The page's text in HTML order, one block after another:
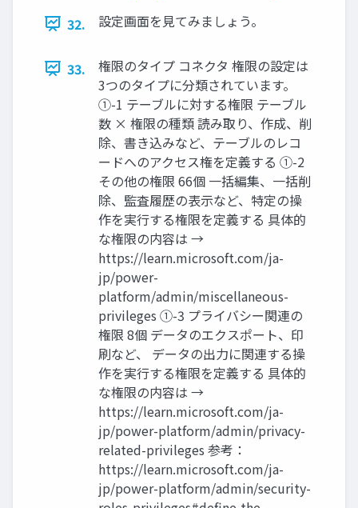
32.
設定画面を見てみましょう。
33.
権限のタイプ コネクタ 権限の設定は
3つのタイプに分類されています。
①-1 テーブルに対する権限 テーブル
数 × 権限の種類 読み取り、作成、削
除、書き込みなど、テーブルのレコ
ードへのアクセス権を定義する ①-2
その他の権限 66個 一括編集、一括削
除、監査履歴の表示など、特定の操
作を実行する権限を定義する 具体的
な権限の内容は →
https://learn.microsoft.com/ja-
jp/power-
platform/admin/miscellaneous-
privileges ①-3 プライバシー関連の
権限 8個 データのエクスポート、印
刷など、 データの出力に関連する操
作を実行する権限を定義する 具体的
な権限の内容は →
https://learn.microsoft.com/ja-
jp/power-platform/admin/privacy-
related-privileges 参考：
https://learn.microsoft.com/ja-
jp/power-platform/admin/security-